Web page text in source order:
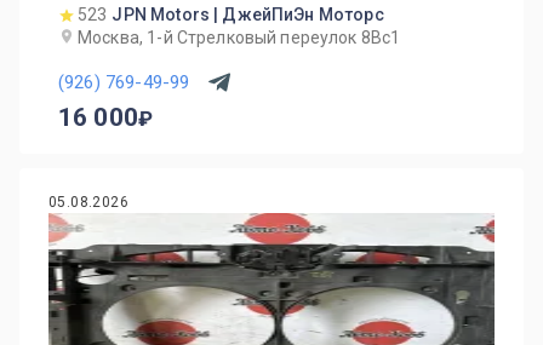
523 JPN Motors | ДжейПиЭн Моторс
Москва, 1-й Cтрелковый переулок 8Вс1
(926) 769-49-99
16 000
05.08.2026